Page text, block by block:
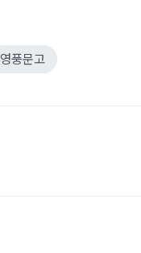
영풍문고